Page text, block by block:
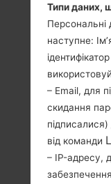
-
128 x 160
70 грам
унції)
Типи даних,
Персональні
наступне:
– Email, для
скидання
від команди
– IP-адресу,